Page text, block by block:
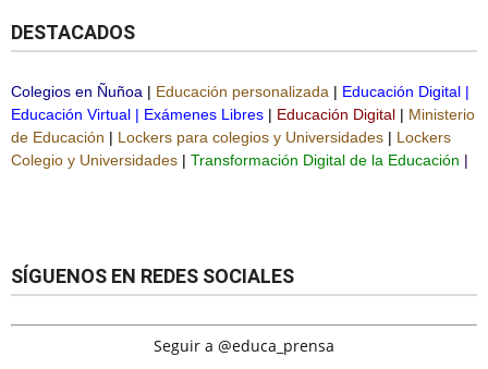
DESTACADOS
Colegios en Ñuñoa | Educación personalizada | Educación Digital |
Educación Virtual | Exámenes Libres | Educación Digital | Ministerio
de Educación | Lockers para colegios y Universidades | Lockers
Colegio y Universidades | Transformación Digital de la Educación |
SÍGUENOS EN REDES SOCIALES
Seguir a @educa_prensa